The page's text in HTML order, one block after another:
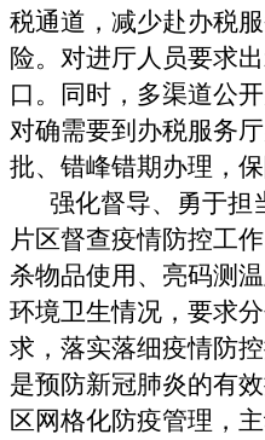
税通道，减少赴办税
险。对进厅人员要求
口。同时，多渠道公
对确需要到办税服务
批、错峰错期办理，
强化督导、勇于担
片区督查疫情防控工
杀物品使用、亮码测
环境卫生情况，要求
求，落实落细疫情防
是预防新冠肺炎的有
区网格化防疫管理，